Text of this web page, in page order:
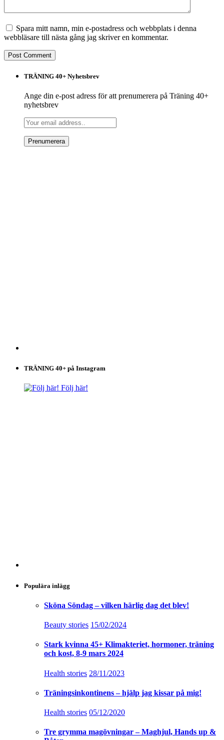
Spara mitt namn, min e-postadress och webbplats i denna
webbläsare till nästa gång jag skriver en kommentar.
TRÄNING 40+ Nyhetsbrev
Ange din e-post adress för att prenumerera på Träning 40+
nyhetsbrev
TRÄNING 40+ på Instagram
Följ här!
Populära inlägg
Sköna Söndag – vilken härlig dag det blev!
Beauty stories 15/02/2024
Stark kvinna 45+ Klimakteriet, hormoner, träning
och kost, 8-9 mars 2024
Health stories 28/11/2023
Träningsinkontinens – hjälp jag kissar på mig!
Health stories 05/12/2020
Tre grymma magövningar – Maghjul, Hands up &